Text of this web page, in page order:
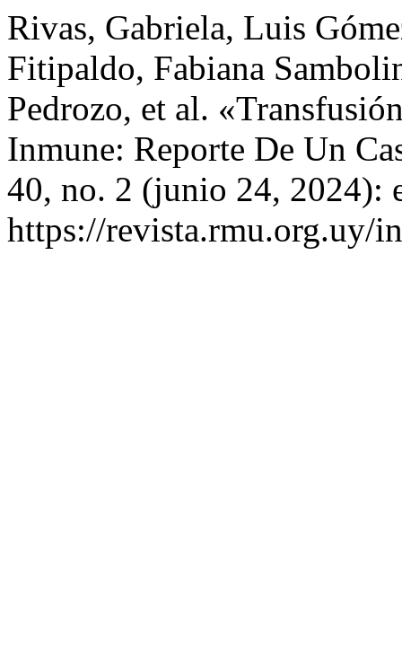
Rivas, Gabriela, Luis
Fitipaldo, Fabiana
Pedrozo, et al.
Inmune: Reporte De Un
40, no. 2 (junio 24, 2024):
https://revista.rmu.org.uy/